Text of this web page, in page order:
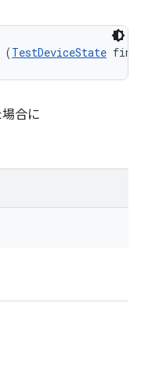
(TestDeviceState
合に